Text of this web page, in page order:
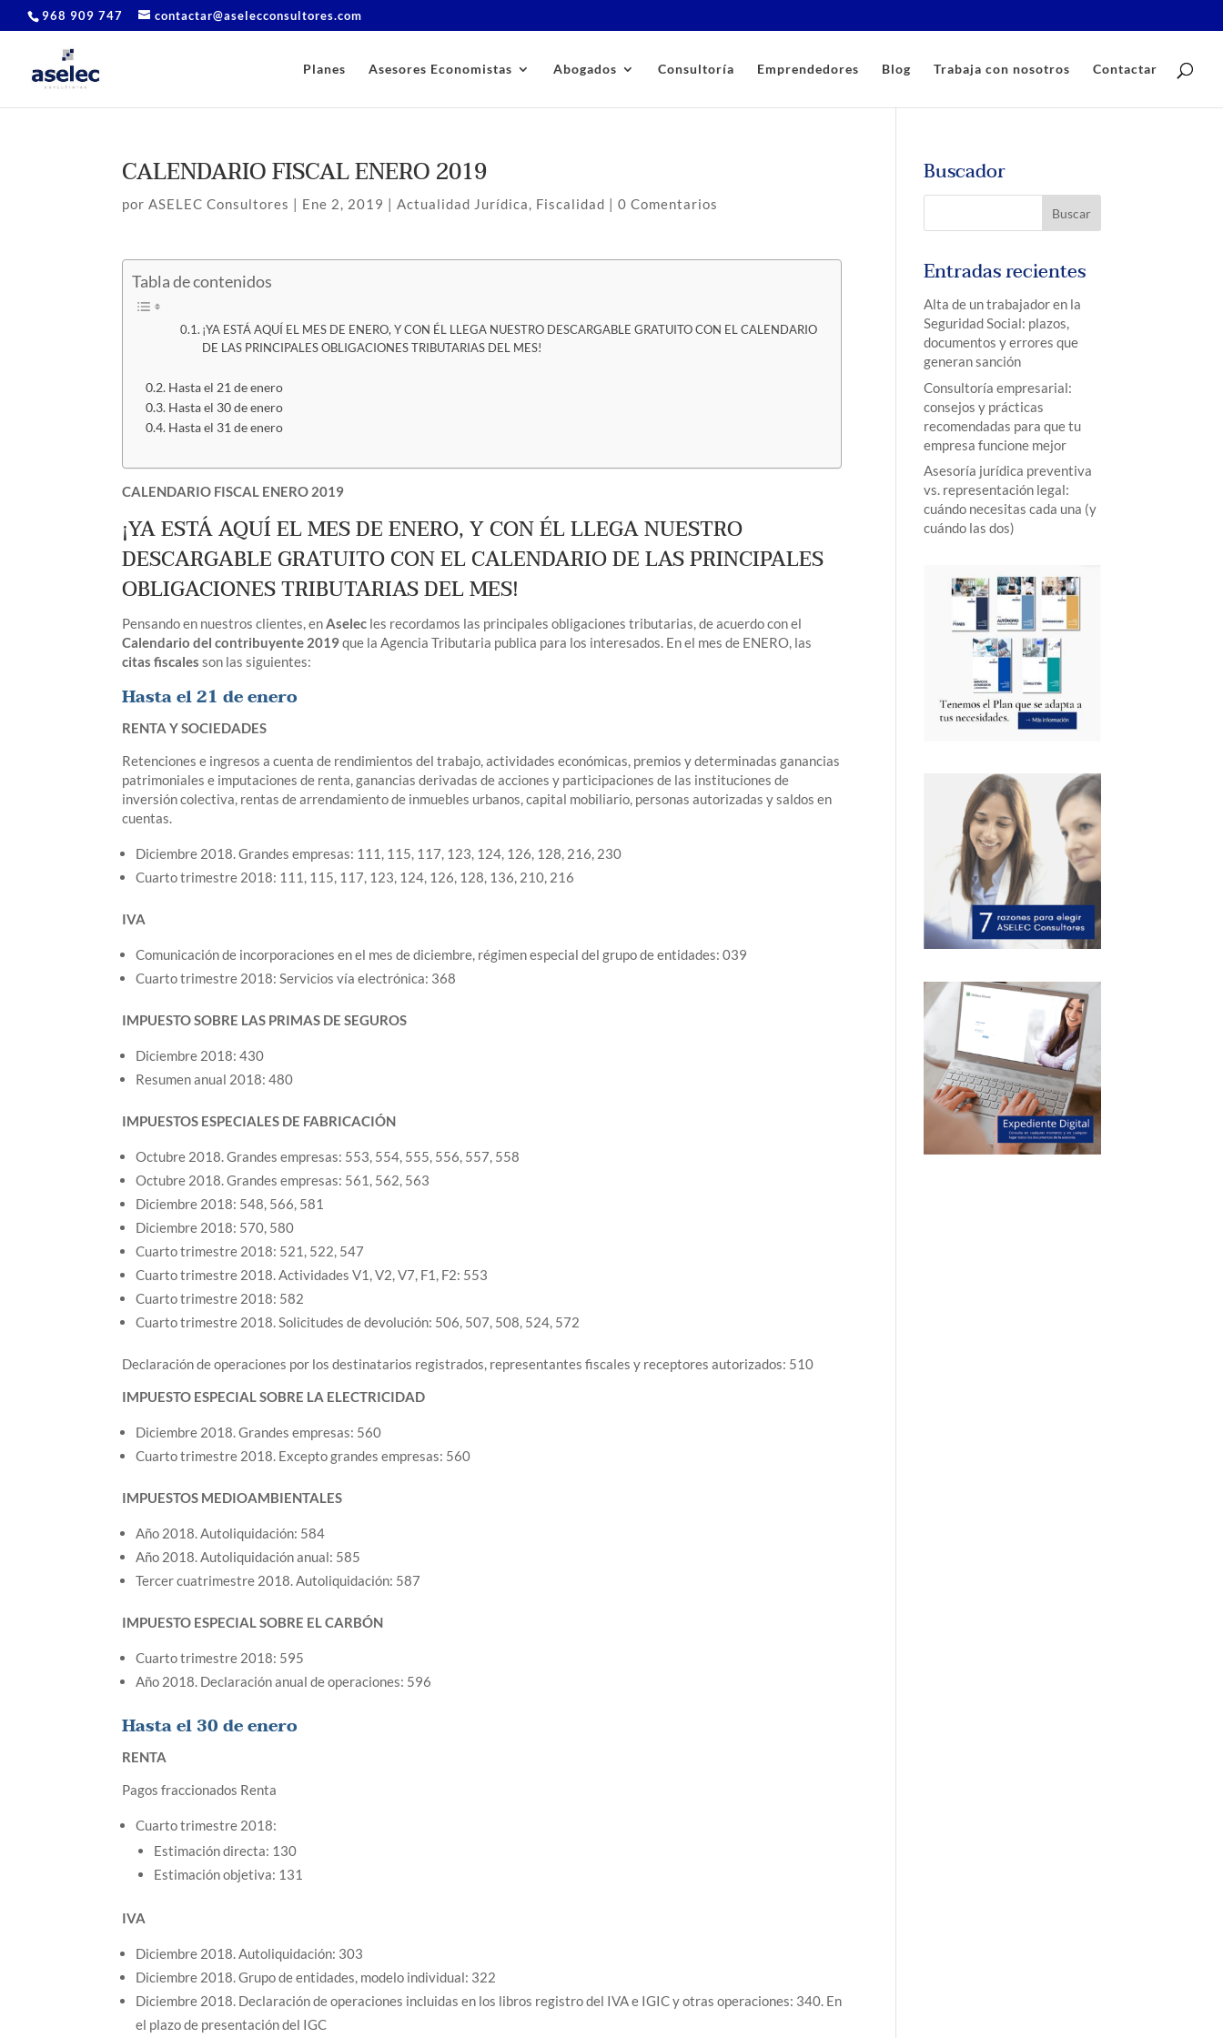
968 909 747 contactar@aselecconsultores.com
Planes Asesores Economistas Abogados Consultoría Emprendedores Blog Trabaja con nosotros Contactar
CALENDARIO FISCAL ENERO 2019
porASELEC Consultores | Ene 2, 2019 |Actualidad Jurídica, Fiscalidad |0 Comentarios
Tabla de contenidos
¡YA ESTÁ AQUÍ EL MES DE ENERO, Y CON ÉL LLEGA NUESTRO DESCARGABLE GRATUITO CON EL CALENDARIO
DE LAS PRINCIPALES OBLIGACIONES TRIBUTARIAS DEL MES!
Hasta el 21 de enero
Hasta el 30 de enero
Hasta el 31 de enero
CALENDARIO FISCAL ENERO 2019
¡YA ESTÁ AQUÍ EL MES DE ENERO, Y CON ÉL LLEGA NUESTRO
DESCARGABLE GRATUITO CON EL CALENDARIO DE LAS PRINCIPALES
OBLIGACIONES TRIBUTARIAS DEL MES!
Pensando en nuestros clientes, enAselec les recordamos las principales obligaciones tributarias, de acuerdo con el
Calendario del contribuyente 2019que la Agencia Tributaria publica para los interesados. En el mes de ENERO, las
citas fiscales son las siguientes:
Hasta el 21 de enero
RENTA Y SOCIEDADES
Retenciones e ingresos a cuenta de rendimientos del trabajo, actividades económicas, premios y determinadas ganancias
patrimoniales e imputaciones de renta, ganancias derivadas de acciones y participaciones de las instituciones de
inversión colectiva, rentas de arrendamiento de inmuebles urbanos, capital mobiliario, personas autorizadas y saldos en
cuentas.
Diciembre 2018. Grandes empresas: 111, 115, 117, 123, 124, 126, 128, 216, 230
Cuarto trimestre 2018: 111, 115, 117, 123, 124, 126, 128, 136, 210, 216
IVA
Comunicación de incorporaciones en el mes de diciembre, régimen especial del grupo de entidades: 039
Cuarto trimestre 2018: Servicios vía electrónica: 368
IMPUESTO SOBRE LAS PRIMAS DE SEGUROS
Diciembre 2018: 430
Resumen anual 2018: 480
IMPUESTOS ESPECIALES DE FABRICACIÓN
Octubre 2018. Grandes empresas: 553, 554, 555, 556, 557, 558
Octubre 2018. Grandes empresas: 561, 562, 563
Diciembre 2018: 548, 566, 581
Diciembre 2018: 570, 580
Cuarto trimestre 2018: 521, 522, 547
Cuarto trimestre 2018. Actividades V1, V2, V7, F1, F2: 553
Cuarto trimestre 2018: 582
Cuarto trimestre 2018. Solicitudes de devolución: 506, 507, 508, 524, 572
Declaración de operaciones por los destinatarios registrados, representantes fiscales y receptores autorizados: 510
IMPUESTO ESPECIAL SOBRE LA ELECTRICIDAD
Diciembre 2018. Grandes empresas: 560
Cuarto trimestre 2018. Excepto grandes empresas: 560
IMPUESTOS MEDIOAMBIENTALES
Año 2018. Autoliquidación: 584
Año 2018. Autoliquidación anual: 585
Tercer cuatrimestre 2018. Autoliquidación: 587
IMPUESTO ESPECIAL SOBRE EL CARBÓN
Cuarto trimestre 2018: 595
Año 2018. Declaración anual de operaciones: 596
Hasta el 30 de enero
RENTA
Pagos fraccionados Renta
Cuarto trimestre 2018:
Estimación directa: 130
Estimación objetiva: 131
IVA
Diciembre 2018. Autoliquidación: 303
Diciembre 2018. Grupo de entidades, modelo individual: 322
Diciembre 2018. Declaración de operaciones incluidas en los libros registro del IVA e IGIC y otras operaciones: 340. En
el plazo de presentación del IGC
Buscador
Entradas recientes
Alta de un trabajador en la
Seguridad Social: plazos,
documentos y errores que
generan sanción
Consultoría empresarial:
consejos y prácticas
recomendadas para que tu
empresa funcione mejor
Asesoría jurídica preventiva
vs. representación legal:
cuándo necesitas cada una (y
cuándo las dos)